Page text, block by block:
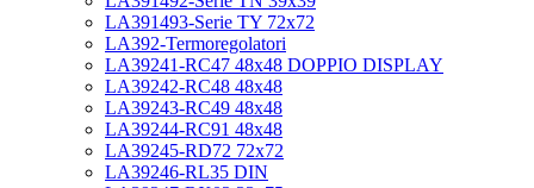
LA391493-Serie TY 72x72
LA392-Termoregolatori
LA39241-RC47 48x48 DOPPIO DISPLAY
LA39242-RC48 48x48
LA39243-RC49 48x48
LA39244-RC91 48x48
LA39245-RD72 72x72
LA39246-RL35 DIN